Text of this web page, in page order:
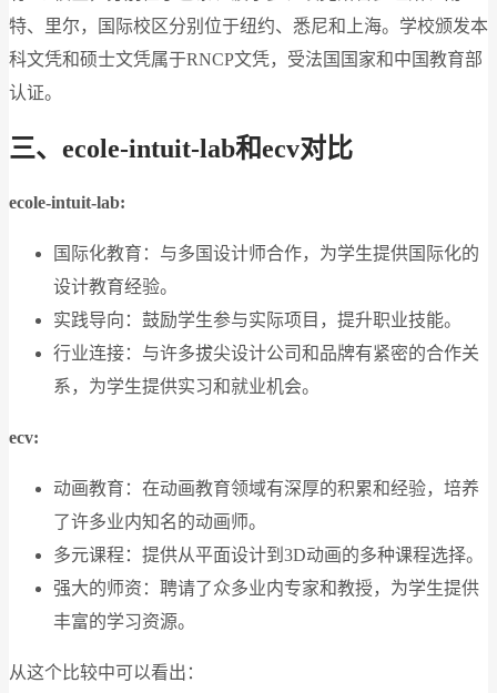
特、里尔，国际校区分别位于纽约、悉尼和上海。学校颁发本
科文凭和硕士文凭属于RNCP文凭，受法国国家和中国教育部
认证。
三、ecole-intuit-lab和ecv对比
ecole-intuit-lab:
国际化教育：与多国设计师合作，为学生提供国际化的
设计教育经验。
实践导向：鼓励学生参与实际项目，提升职业技能。
行业连接：与许多拔尖设计公司和品牌有紧密的合作关
系，为学生提供实习和就业机会。
ecv:
动画教育：在动画教育领域有深厚的积累和经验，培养
了许多业内知名的动画师。
多元课程：提供从平面设计到3D动画的多种课程选择。
强大的师资：聘请了众多业内专家和教授，为学生提供
丰富的学习资源。
从这个比较中可以看出：